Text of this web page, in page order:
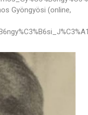
Gyöngyösi (online,